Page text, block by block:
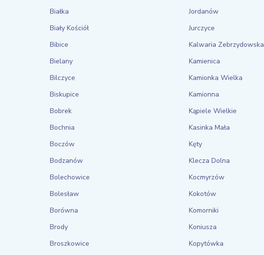
Białka
Biały Kościół
Bibice
Bielany
Bilczyce
Biskupice
Bobrek
Bochnia
Boczów
Bodzanów
Bolechowice
Bolesław
Borówna
Brody
Broszkowice
Jordanów
Jurczyce
Kalwaria Zebrzydowska
Kamienica
Kamionka Wielka
Kamionna
Kąpiele Wielkie
Kasinka Mała
Kęty
Klecza Dolna
Kocmyrzów
Kokotów
Komorniki
Koniusza
Kopytówka